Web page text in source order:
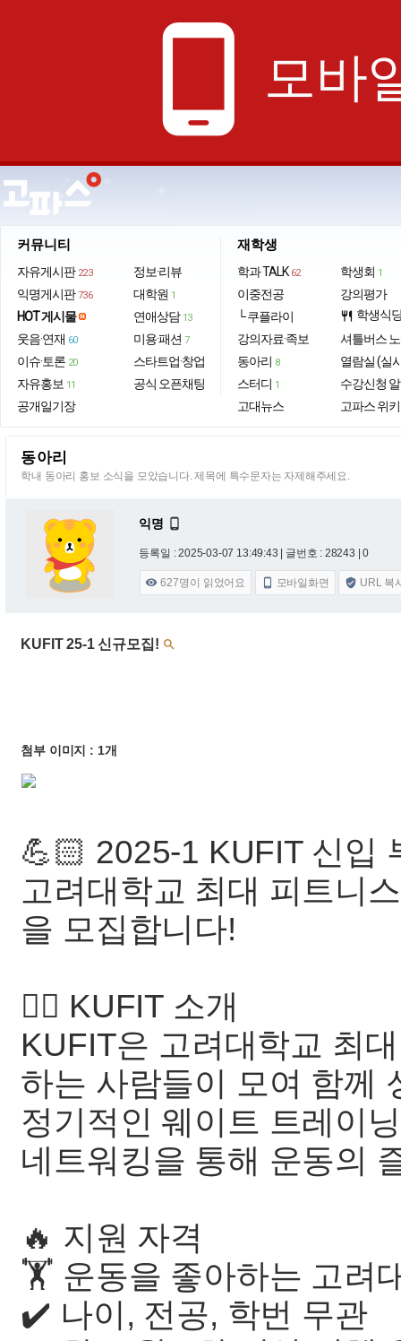
phone_android 모바
커뮤니티
자유게시판 223
익명게시판 736
HOT 게시물
웃음·연재 60
이슈·토론 20
자유홍보 11
공개일기장
정보·리뷰
대학원 1
연애상담 13
미용·패션 7
스타트업·창업
공식 오픈채팅
재학생
학과 TALK 62
이중전공
└ 쿠플라이
강의자료·족보
동아리 8
스터디 1
고대뉴스
학생회 1
강의평가
restaurant 학생식
셔틀버스
열람실 (실
수강신청
고파스 위키
동아리
학내 동아리 홍보 소식을 모았습니다. 제목에 특수문자는 자제해주세요.
익명 
등록일 : 2025-03-07 13:49:43 | 글번호 : 28243 | 0
 627명이 읽었어요  모바일화면  URL 복
KUFIT 25-1 신규모집! 
첨부 이미지 : 1개
💪🏻 2025-1 KUFIT 신입
고려대학교 최대 피트니
을 모집합니다!
🏋️‍♂️ KUFIT 소개
KUFIT은 고려대학교 최
하는 사람들이 모여 함께
정기적인 웨이트 트레이
네트워킹을 통해 운동의
🔥 지원 자격
🏋️ 운동을 좋아하는 고려
✔️ 나이, 전공, 학번 무관